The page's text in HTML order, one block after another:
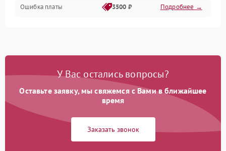
Ошибка платы 3500 ₽ Подробнее →
У Вас остались вопросы?
Оставьте заявку, мы свяжемся с Вами в ближайшее
время
Заказать звонок